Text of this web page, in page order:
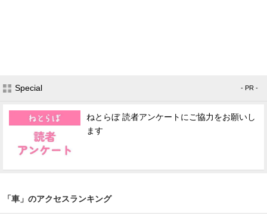
Special - PR -
ねとらぼ 読者アンケートにご協力をお願いし
ます
「車」のアクセスランキング